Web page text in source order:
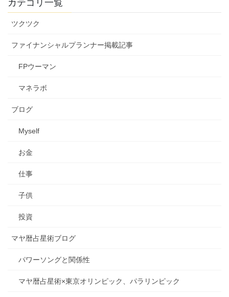
カテゴリ一覧
ツクツク
ファイナンシャルプランナー掲載記事
FPウーマン
マネラボ
ブログ
Myself
お金
仕事
子供
投資
マヤ暦占星術ブログ
パワーソングと関係性
マヤ暦占星術×東京オリンピック、パラリンピック